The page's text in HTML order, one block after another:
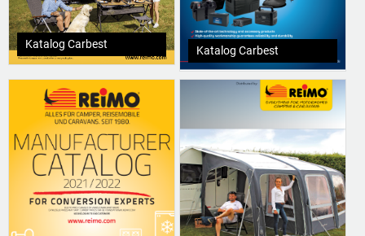
Katalog Carbest
Katalog Carbest